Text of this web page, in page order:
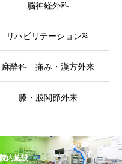
脳神経外科
リハビリテーション科
麻酔科 痛み・漢方外来
膝・股関節外来
院内施設